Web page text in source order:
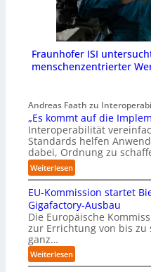
Fraunhofer ISI
menschenzentrierter
Andreas Faath zu
„Es kommt auf die
Interoperabilität
Standards helfen
dabei, Ordnung zu
Weiterlesen:
„
E
s
k
o
m
t
EU-Kommission startet
Gigafactory-Ausbau
Die Europäische
zur Errichtung von bis zu
ganz…
Weiterlesen:
E